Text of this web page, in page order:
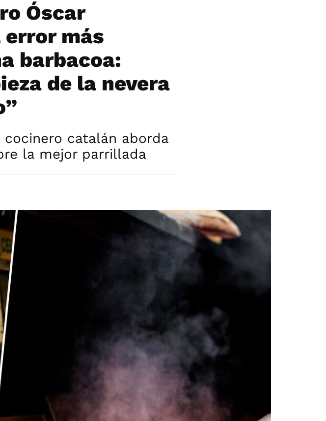
Óscar
error más
barbacoa:
de la nevera
catalán aborda
la mejor parrillada